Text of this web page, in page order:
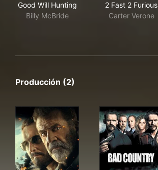
Good Will Hunting
Billy McBride
2 Fast 2 Furious
Carter Verone
Producción (2)